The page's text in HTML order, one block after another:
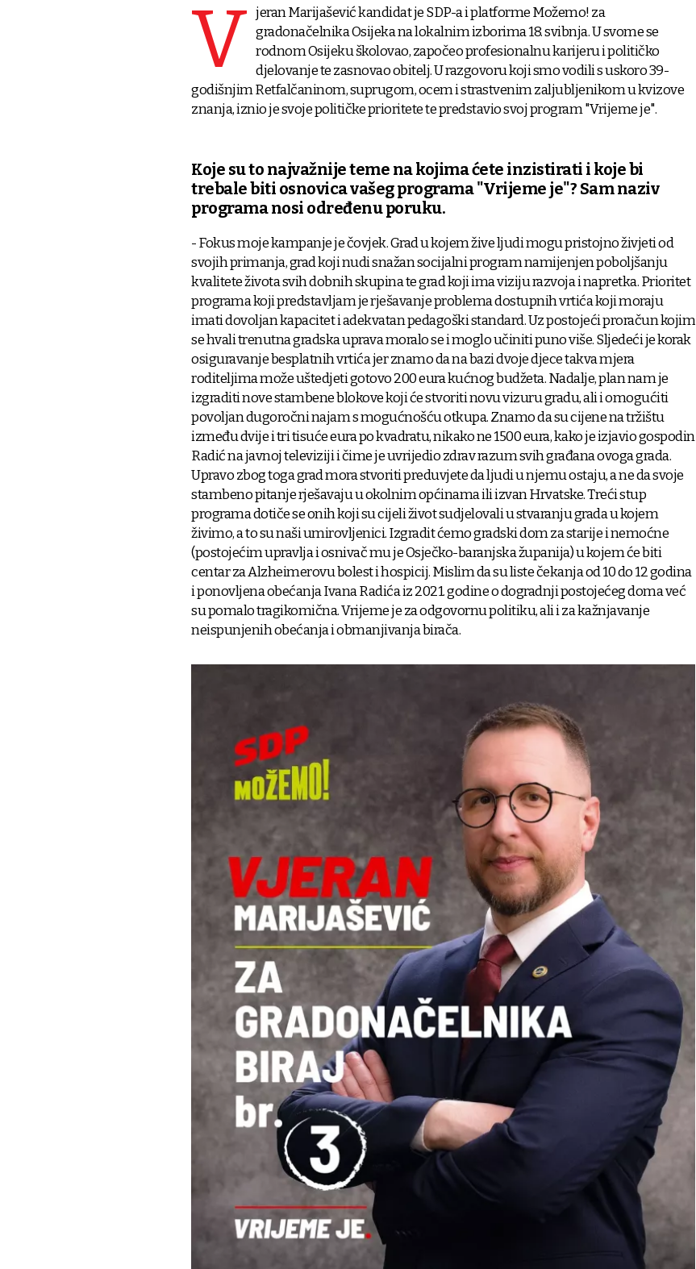
V jeran Marijašević kandidat je SDP-a i platforme Možemo! za
gradonačelnika Osijeka na lokalnim izborima 18. svibnja. U svome se
rodnom Osijeku školovao, započeo profesionalnu karijeru i političko
djelovanje te zasnovao obitelj. U razgovoru koji smo vodili s uskoro 39-
godišnjim Retfalčaninom, suprugom, ocem i strastvenim zaljubljenikom u kvizove
znanja, iznio je svoje političke prioritete te predstavio svoj program "Vrijeme je".
Koje su to najvažnije teme na kojima ćete inzistirati i koje bi
trebale biti osnovica vašeg programa "Vrijeme je"? Sam naziv
programa nosi određenu poruku.
- Fokus moje kampanje je čovjek. Grad u kojem žive ljudi mogu pristojno živjeti od
svojih primanja, grad koji nudi snažan socijalni program namijenjen poboljšanju
kvalitete života svih dobnih skupina te grad koji ima viziju razvoja i napretka. Prioritet
programa koji predstavljam je rješavanje problema dostupnih vrtića koji moraju
imati dovoljan kapacitet i adekvatan pedagoški standard. Uz postojeći proračun kojim
se hvali trenutna gradska uprava moralo se i moglo učiniti puno više. Sljedeći je korak
osiguravanje besplatnih vrtića jer znamo da na bazi dvoje djece takva mjera
roditeljima može uštedjeti gotovo 200 eura kućnog budžeta. Nadalje, plan nam je
izgraditi nove stambene blokove koji će stvoriti novu vizuru gradu, ali i omogućiti
povoljan dugoročni najam s mogućnošću otkupa. Znamo da su cijene na tržištu
između dvije i tri tisuće eura po kvadratu, nikako ne 1500 eura, kako je izjavio gospodin
Radić na javnoj televiziji i čime je uvrijedio zdrav razum svih građana ovoga grada.
Upravo zbog toga grad mora stvoriti preduvjete da ljudi u njemu ostaju, a ne da svoje
stambeno pitanje rješavaju u okolnim općinama ili izvan Hrvatske. Treći stup
programa dotiče se onih koji su cijeli život sudjelovali u stvaranju grada u kojem
živimo, a to su naši umirovljenici. Izgradit ćemo gradski dom za starije i nemoćne
(postojećim upravlja i osnivač mu je Osječko-baranjska županija) u kojem će biti
centar za Alzheimerovu bolest i hospicij. Mislim da su liste čekanja od 10 do 12 godina
i ponovljena obećanja Ivana Radića iz 2021. godine o dogradnji postojećeg doma već
su pomalo tragikomična. Vrijeme je za odgovornu politiku, ali i za kažnjavanje
neispunjenih obećanja i obmanjivanja birača.